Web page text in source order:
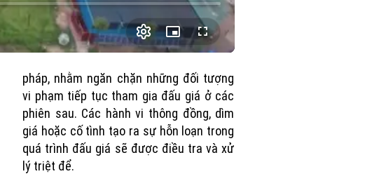
Picture-
in-
Fullscreen
pháp, nhằm ngăn chặn những đối tượng
vi phạm tiếp tục tham gia đấu giá ở các
phiên sau. Các hành vi thông đồng, dìm
giá hoặc cố tình tạo ra sự hỗn loạn trong
quá trình đấu giá sẽ được điều tra và xử
lý triệt để.